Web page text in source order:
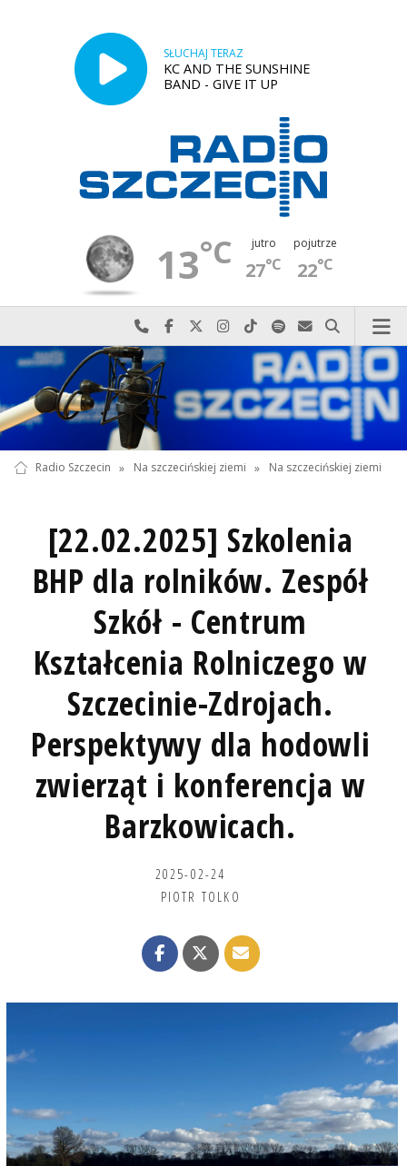
SŁUCHAJ TERAZ
KC AND THE SUNSHINE
BAND - GIVE IT UP
13°C jutro
27°C
pojutrze
22°C
Najlepiej po prostu do nas zadzwoń
Odwiedź nas na Facebook-u
Odwiedź nas na X
Odwiedź nas na Instagram-ie
Odwiedź nas na TikTok-u
Szukaj nas na Spotify
Wyślij do nas
Szukaj
Radio Szczecin » Na szczecińskiej ziemi » Na szczecińskiej ziemi
[22.02.2025] Szkolenia
BHP dla rolników. Zespół
Szkół - Centrum
Kształcenia Rolniczego w
Szczecinie-Zdrojach.
Perspektywy dla hodowli
zwierząt i konferencja w
Barzkowicach.
2025-02-24
PIOTR TOLKO